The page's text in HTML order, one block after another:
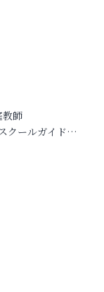
教師
クールガイド…